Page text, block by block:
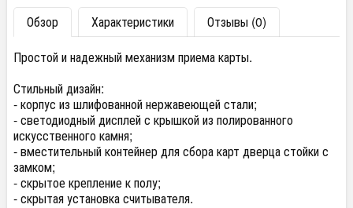
Обзор Характеристики
Отзывы (0)
Простой и надежный механизм приема карты.
Стильный дизайн:
- корпус из шлифованной нержавеющей стали;
- светодиодный дисплей с крышкой из полированного
искусственного камня;
- вместительный контейнер для сбора карт дверца стойки с
замком;
- скрытое крепление к полу;
- скрытая установка считывателя.